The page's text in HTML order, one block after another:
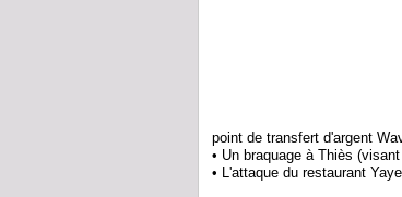
point de transfert d'argent
• Un braquage à Thiès
• L'attaque du restaurant